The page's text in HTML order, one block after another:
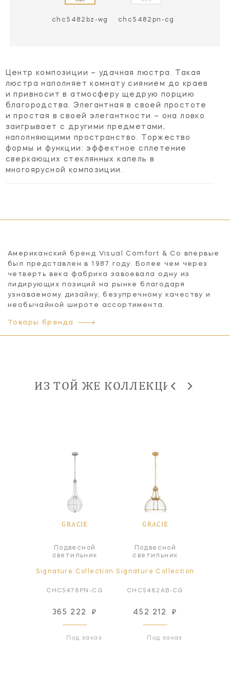
chc5482bz-wg chc5482pn-cg
Центр композиции – удачная люстра. Такая
люстра наполняет комнату сиянием до краев
и привносит в атмосферу щедрую порцию
благородства. Элегантная в своей простоте
и простая в своей элегантности – она ловко
заигрывает с другими предметами,
наполняющими пространство. Торжество
формы и функции: эффектное сплетение
сверкающих стеклянных капель в
многоярусной композиции.
Американский бренд Visual Comfort & Co впервые
был представлен в 1987 году. Более чем через
четверть века фабрика завоевала одну из
лидирующих позиций на рынке благодаря
узнаваемому дизайну, безупречному качеству и
необычайной широте ассортимента.
Товары бренда
ИЗ ТОЙ ЖЕ КОЛЛЕКЦИИ
GRACIE
Подвесной
светильник
Signature Collection
CHC5478PN-CG
365 222 ₽
Под заказ
GRACIE
Подвесной
светильник
Signature Collection
CHC5482AB-CG
452 212 ₽
Под заказ